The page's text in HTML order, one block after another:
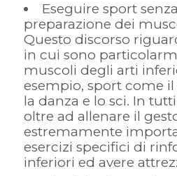
Eseguire sport
preparazione dei
Questo discorso
in cui sono
muscoli degli arti
esempio, sport come il
la danza e lo sci. In
oltre ad allenare il
estremamente
esercizi specifici di
inferiori ed avere